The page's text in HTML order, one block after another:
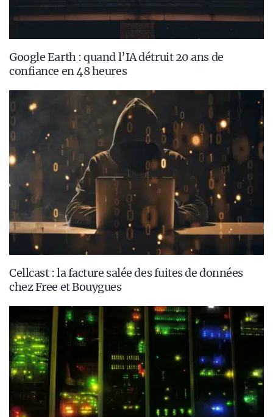
Google Earth : quand l’IA détruit 20 ans de
confiance en 48 heures
Cellcast : la facture salée des fuites de données
chez Free et Bouygues